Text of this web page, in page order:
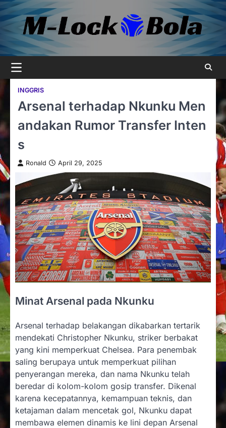
Skip
to
content
INGGRIS
Arsenal terhadap Nkunku Men
andakan Rumor Transfer Inten
s
Ronald April 29, 2025
Minat Arsenal pada Nkunku
Arsenal terhadap belakangan dikabarkan tertarik
mendekati Christopher Nkunku, striker berbakat
yang kini memperkuat Chelsea. Para penembak
saling berupaya untuk memperkuat pilihan
penyerangan mereka, dan nama Nkunku telah
beredar di kolom-kolom gosip transfer. Dikenal
karena kecepatannya, kemampuan teknis, dan
ketajaman dalam mencetak gol, Nkunku dapat
membawa elemen dinamis ke lini depan Arsenal